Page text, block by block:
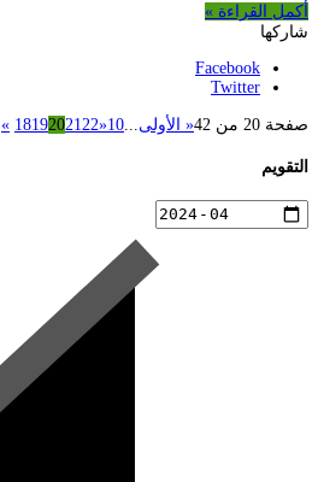
أكمل القراءة »
شاركها
Facebook
Twitter
صفحة 20 من 42 « الأولى 10
«
18192021 22
»
التقويم